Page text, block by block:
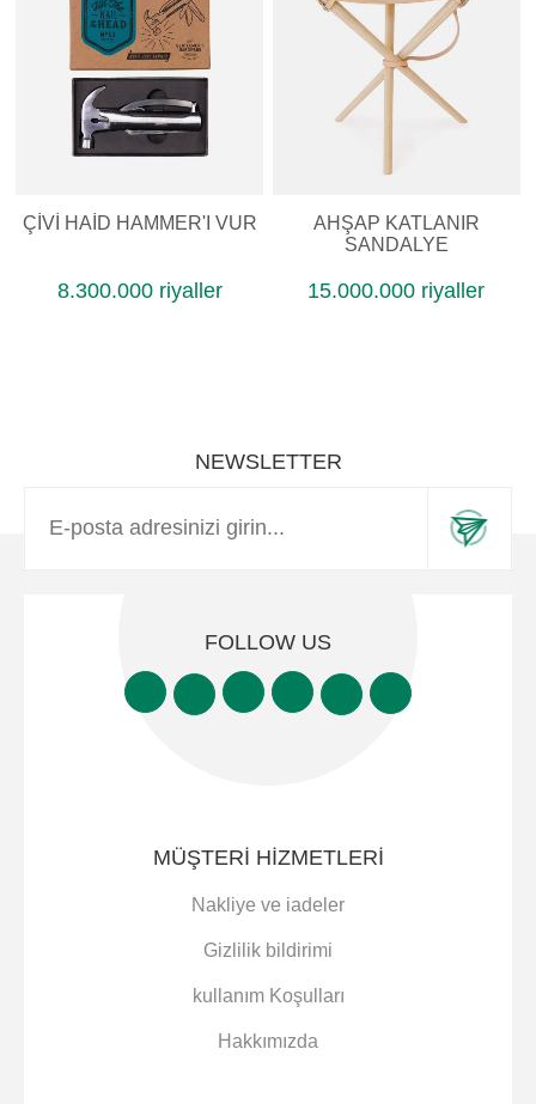
ÇIVI HAID HAMMER'I VUR
8.300.000 riyaller
AHŞAP KATLANIR
SANDALYE
15.000.000 riyaller
NEWSLETTER
FOLLOW US
MÜŞTERI HIZMETLERI
Nakliye ve iadeler
Gizlilik bildirimi
kullanım Koşulları
Hakkımızda